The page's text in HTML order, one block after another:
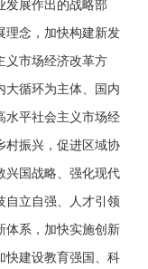
发展作出的战略部
理念，加快构建新发
义市场经济改革方
大循环为主体、国内
水平社会主义市场经
村振兴，促进区域协
兴国战略、强化现代
自立自强、人才引领
体系，加快实施创新
快建设教育强国、科